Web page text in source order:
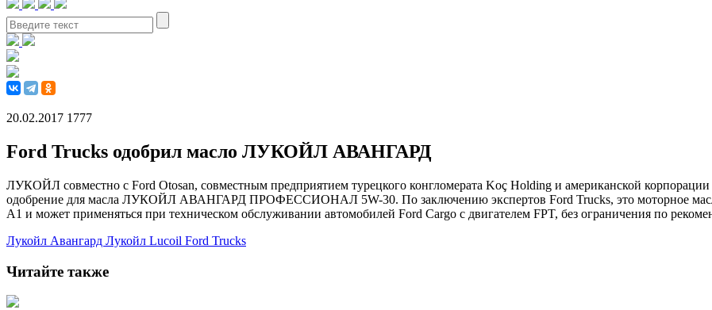
20.02.2017 1777
Ford Trucks одобрил масло ЛУКОЙЛ АВАНГАРД
ЛУКОЙЛ совместно с Ford Otosan, совместным предприятием турецкого конгломерата Koç Holding и американской
одобрение для масла ЛУКОЙЛ АВАНГАРД ПРОФЕССИОНАЛ 5W-30. По заключению экспертов Ford Trucks, это моторное
A1 и может применяться при техническом обслуживании автомобилей Ford Cargo с двигателем FPT, без ограничения по
Лукойл Авангард Лукойл Lucoil Ford Trucks
Читайте также